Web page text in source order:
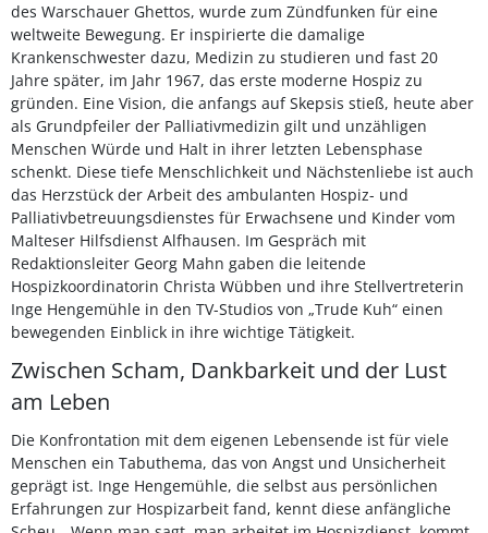
des Warschauer Ghettos, wurde zum Zündfunken für eine
weltweite Bewegung. Er inspirierte die damalige
Krankenschwester dazu, Medizin zu studieren und fast 20
Jahre später, im Jahr 1967, das erste moderne Hospiz zu
gründen. Eine Vision, die anfangs auf Skepsis stieß, heute aber
als Grundpfeiler der Palliativmedizin gilt und unzähligen
Menschen Würde und Halt in ihrer letzten Lebensphase
schenkt. Diese tiefe Menschlichkeit und Nächstenliebe ist auch
das Herzstück der Arbeit des ambulanten Hospiz- und
Palliativbetreuungsdienstes für Erwachsene und Kinder vom
Malteser Hilfsdienst Alfhausen. Im Gespräch mit
Redaktionsleiter Georg Mahn gaben die leitende
Hospizkoordinatorin Christa Wübben und ihre Stellvertreterin
Inge Hengemühle in den TV-Studios von „Trude Kuh“ einen
bewegenden Einblick in ihre wichtige Tätigkeit.
Zwischen Scham, Dankbarkeit und der Lust
am Leben
Die Konfrontation mit dem eigenen Lebensende ist für viele
Menschen ein Tabuthema, das von Angst und Unsicherheit
geprägt ist. Inge Hengemühle, die selbst aus persönlichen
Erfahrungen zur Hospizarbeit fand, kennt diese anfängliche